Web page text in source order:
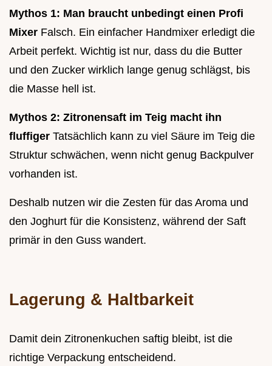
Mythos 1: Man braucht unbedingt einen Profi
Mixer Falsch. Ein einfacher Handmixer erledigt die
Arbeit perfekt. Wichtig ist nur, dass du die Butter
und den Zucker wirklich lange genug schlägst, bis
die Masse hell ist.
Mythos 2: Zitronensaft im Teig macht ihn
fluffiger Tatsächlich kann zu viel Säure im Teig die
Struktur schwächen, wenn nicht genug Backpulver
vorhanden ist.
Deshalb nutzen wir die Zesten für das Aroma und
den Joghurt für die Konsistenz, während der Saft
primär in den Guss wandert.
Lagerung & Haltbarkeit
Damit dein Zitronenkuchen saftig bleibt, ist die
richtige Verpackung entscheidend.